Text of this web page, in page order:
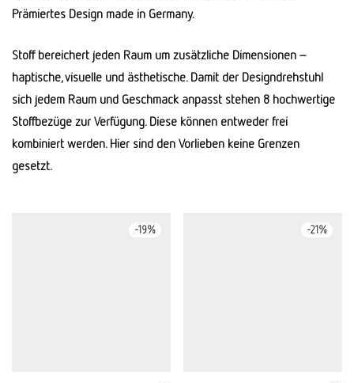
Prämiertes Design made in Germany.
Stoff bereichert jeden Raum um zusätzliche Dimensionen –
haptische, visuelle und ästhetische. Damit der Designdrehstuhl
sich jedem Raum und Geschmack anpasst stehen 8 hochwertige
Stoffbezüge zur Verfügung. Diese können entweder frei
kombiniert werden. Hier sind den Vorlieben keine Grenzen
gesetzt.
-19% -21%